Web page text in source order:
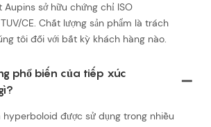
Aupins sở hữu chứng chỉ ISO
CE. Chất lượng sản phẩm là trách
tôi đối với bất kỳ khách hàng nào.
phổ biến của tiếp xúc
được sử dụng trong nhiều